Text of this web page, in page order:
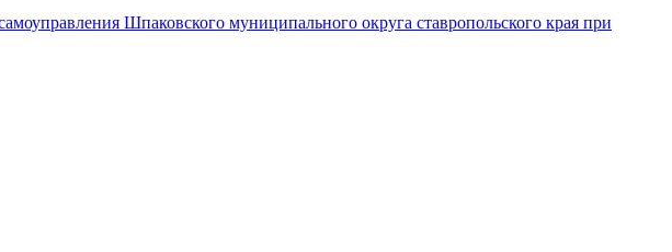
Шпаковского муниципального округа ставропольского края при